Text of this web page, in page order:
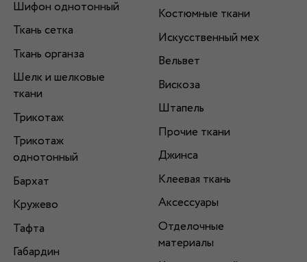
Шифон однотонный
Ткань сетка
Ткань органза
Шелк и шелковые
ткани
Трикотаж
Трикотаж
однотонный
Бархат
Кружево
Тафта
Габардин
Костюмные ткани
Искусственный мех
Вельвет
Вискоза
Штапель
Прочие ткани
Джинса
Клеевая ткань
Аксессуары
Отделочные
материалы